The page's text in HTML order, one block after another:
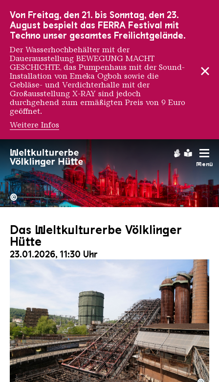
Menü
Hochofengruppe in Rot
Copyright:
©
Das Weltkulturerbe Völklinger
Hütte
23.01.2026, 11:30 Uhr
Von Freitag, den 21. bis Sonntag, den 23.
August bespielt das FERRA Festival mit
Techno unser gesamtes Freilichtgelände.
Der Wasserhochbehälter mit der
Dauerausstellung BEWEGUNG MACHT
GESCHICHTE, das Pumpenhaus mit der Sound-
Installation von Emeka Ogboh sowie die
Gebläse- und Verdichterhalle mit der
Großausstellung X-RAY sind jedoch
durchgehend zum ermäßigten Preis von 9 Euro
geöffnet.
Weitere Infos